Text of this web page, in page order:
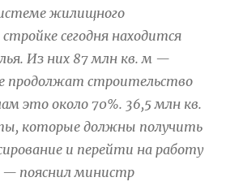
жилищного
сегодня находится
Из них 87 млн кв. м —
продолжат строительство
это около 70%. 36,5 млн кв.
которые должны получить
и перейти на работу
— пояснил министр